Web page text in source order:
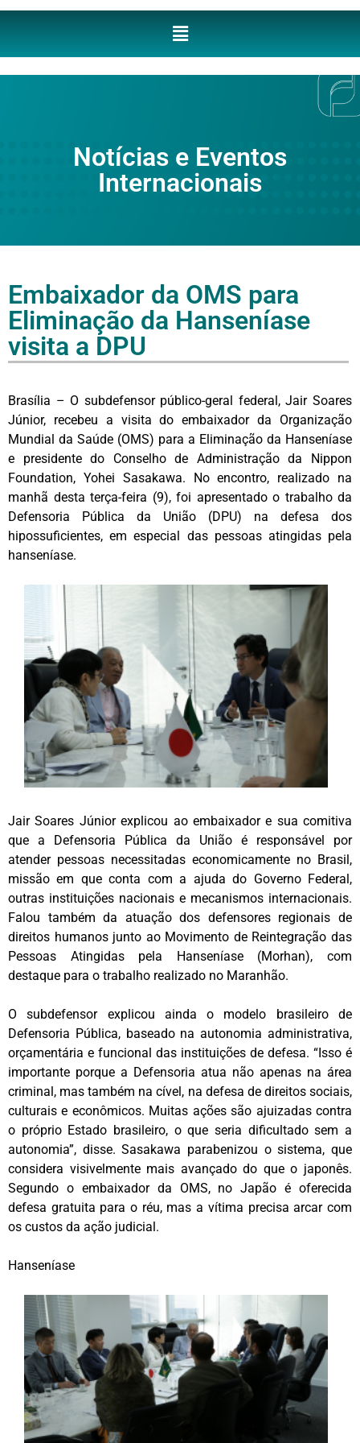
Notícias e Eventos
Internacionais
Embaixador da OMS para
Eliminação da Hanseníase
visita a DPU
Brasília – O subdefensor público-geral federal, Jair Soares
Júnior, recebeu a visita do embaixador da Organização
Mundial da Saúde (OMS) para a Eliminação da Hanseníase
e presidente do Conselho de Administração da Nippon
Foundation, Yohei Sasakawa. No encontro, realizado na
manhã desta terça-feira (9), foi apresentado o trabalho da
Defensoria Pública da União (DPU) na defesa dos
hipossuficientes, em especial das pessoas atingidas pela
hanseníase.
Jair Soares Júnior explicou ao embaixador e sua comitiva
que a Defensoria Pública da União é responsável por
atender pessoas necessitadas economicamente no Brasil,
missão em que conta com a ajuda do Governo Federal,
outras instituições nacionais e mecanismos internacionais.
Falou também da atuação dos defensores regionais de
direitos humanos junto ao Movimento de Reintegração das
Pessoas Atingidas pela Hanseníase (Morhan), com
destaque para o trabalho realizado no Maranhão.
O subdefensor explicou ainda o modelo brasileiro de
Defensoria Pública, baseado na autonomia administrativa,
orçamentária e funcional das instituições de defesa. “Isso é
importante porque a Defensoria atua não apenas na área
criminal, mas também na cível, na defesa de direitos sociais,
culturais e econômicos. Muitas ações são ajuizadas contra
o próprio Estado brasileiro, o que seria dificultado sem a
autonomia”, disse. Sasakawa parabenizou o sistema, que
considera visivelmente mais avançado do que o japonês.
Segundo o embaixador da OMS, no Japão é oferecida
defesa gratuita para o réu, mas a vítima precisa arcar com
os custos da ação judicial.
Hanseníase